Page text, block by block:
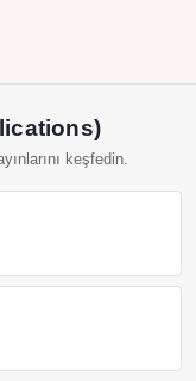
keşfedin.